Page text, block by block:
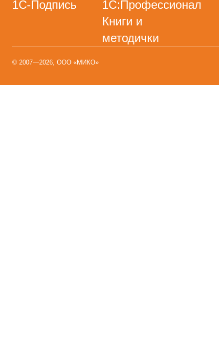
1С-Подпись
1С:Профессионал
Книги и
методички
© 2007—2026, ООО «МИКО»